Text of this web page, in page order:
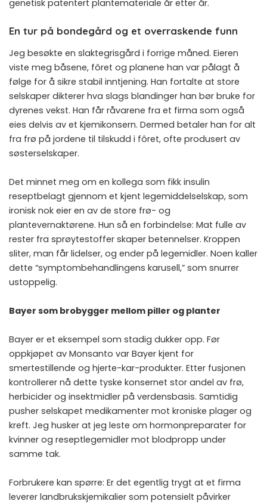
genetisk patentert plantemateriale år etter år.
En tur på bondegård og et overraskende funn
Jeg besøkte en slaktegrisgård i forrige måned. Eieren
viste meg båsene, fôret og planene han var pålagt å
følge for å sikre stabil inntjening. Han fortalte at store
selskaper dikterer hva slags blandinger han bør bruke for
dyrenes vekst. Han får råvarene fra et firma som også
eies delvis av et kjemikonsern. Dermed betaler han for alt
fra frø på jordene til tilskudd i fôret, ofte produsert av
søsterselskaper.
Det minnet meg om en kollega som fikk insulin
reseptbelagt gjennom et kjent legemiddelselskap, som
ironisk nok eier en av de store frø- og
plantevernaktørene. Hun så en forbindelse: Mat fulle av
rester fra sprøytestoffer skaper betennelser. Kroppen
sliter, man får lidelser, og ender på legemidler. Noen kaller
dette “symptombehandlingens karusell,” som snurrer
ustoppelig.
Bayer som brobygger mellom piller og planter
Bayer er et eksempel som stadig dukker opp. Før
oppkjøpet av Monsanto var Bayer kjent for
smertestillende og hjerte-kar-produkter. Etter fusjonen
kontrollerer nå dette tyske konsernet stor andel av frø,
herbicider og insektmidler på verdensbasis. Samtidig
pusher selskapet medikamenter mot kroniske plager og
kreft. Jeg husker at jeg leste om hormonpreparater for
kvinner og reseptlegemidler mot blodpropp under
samme tak.
Forbrukere kan spørre: Er det egentlig trygt at et firma
leverer landbrukskjemikalier som potensielt påvirker